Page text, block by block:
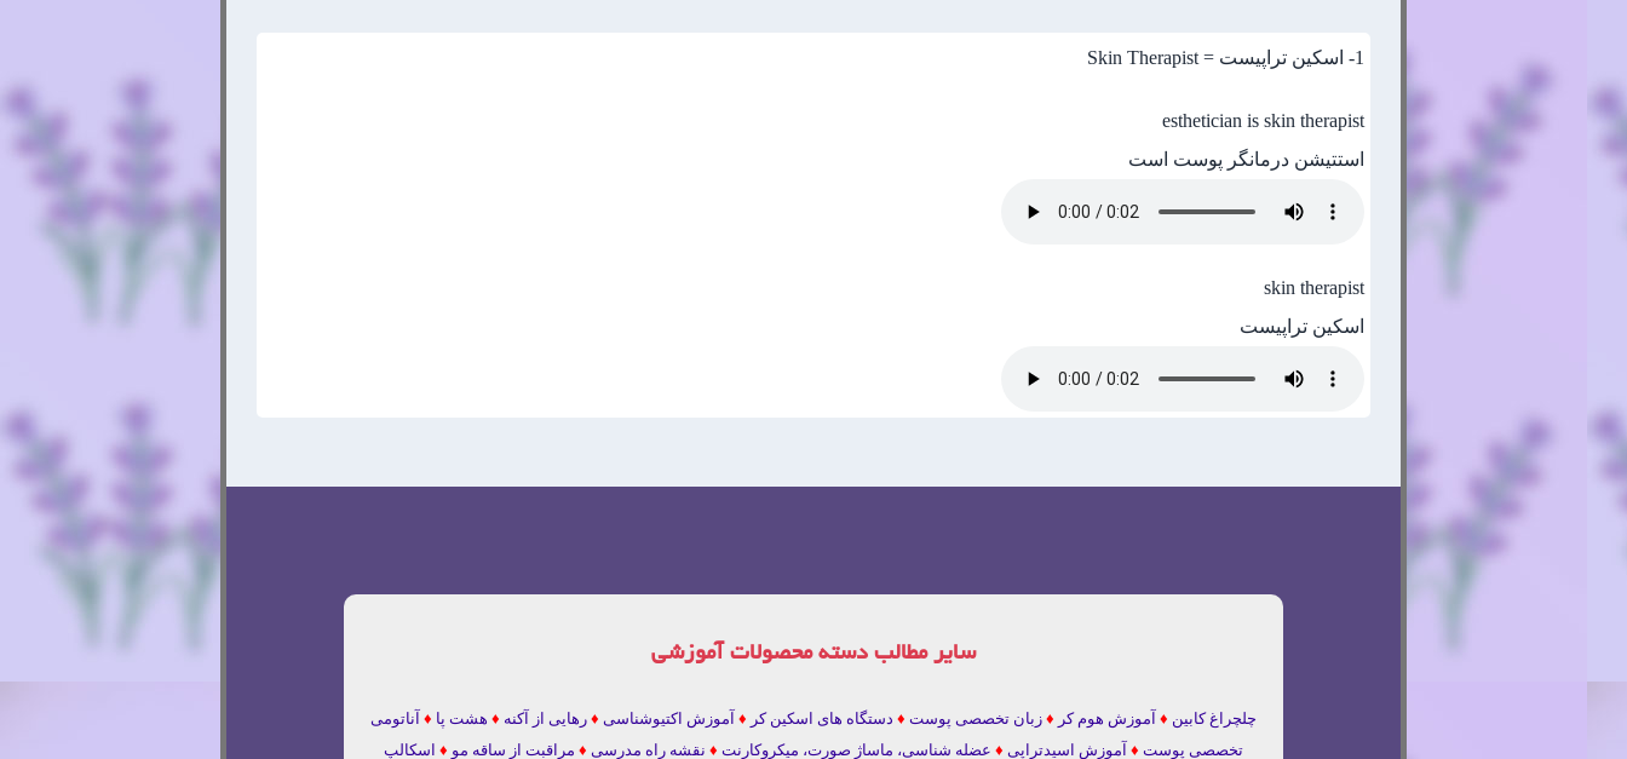
1- اسکین تراپیست = Skin Therapist
esthetician is skin therapist
استتیشن درمانگر پوست است
skin therapist
اسکین تراپیست
سایر مطالب دسته محصولات آموزشی
چلچراغ کابین ♦ آموزش هوم کر ♦ زبان تخصصی پوست ♦ دستگاه های اسکین کر ♦ آموزش اکتیوشناسی ♦ رهایی از آکنه ♦ هشت پا ♦ آناتومی
تخصصی پوست ♦ آموزش اسیدتراپی ♦ عضله شناسی، ماساژ صورت، میکروکارنت ♦ نقشه راه مدرسی ♦ مراقبت از ساقه مو ♦ اسکالپ